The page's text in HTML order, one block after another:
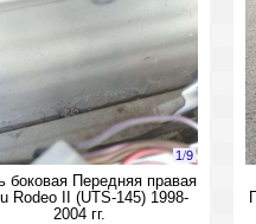
1/9
боковая Передняя правая
Rodeo II (UTS-145) 1998-
2004 гг.